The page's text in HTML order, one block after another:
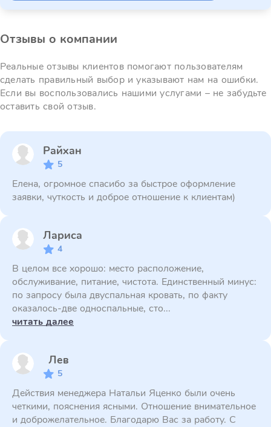
Отзывы о компании
Реальные отзывы клиентов помогают пользователям
сделать правильный выбор и указывают нам на ошибки.
Если вы воспользовались нашими услугами – не забудьте
оставить свой отзыв.
Райхан
5
Елена, огромное спасибо за быстрое оформление
заявки, чуткость и доброе отношение к клиентам)
Лариса
4
В целом все хорошо: место расположение,
обслуживание, питание, чистота. Единственный минус:
по запросу была двуспальная кровать, по факту
оказалось-две односпальные, сто...
читать далее
Лев
5
Действия менеджера Натальи Яценко были очень
четкими, пояснения ясными. Отношение внимательное
и доброжелательное. Благодарю Вас за работу. С